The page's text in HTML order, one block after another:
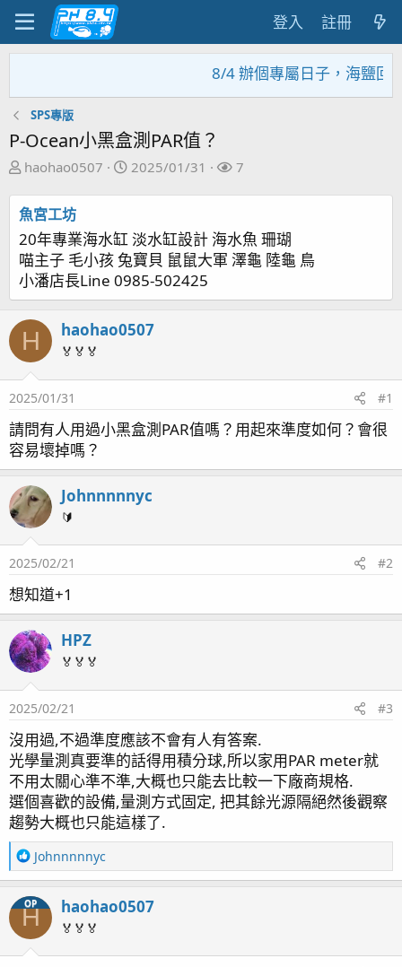
登入 註冊
8/4 辦個專屬日子，海鹽回
SPS專版
P-Ocean小黑盒測PAR值？
主
發
起
人
haohao0507
開
2025/01/31
關
7
魚宮工坊
20年專業海水缸 淡水缸設計 海水魚 珊瑚
喵主子 毛小孩 兔寶貝 鼠鼠大軍 澤龜 陸龜 鳥
小潘店長Line 0985-502425
H haohao0507
🏅🏅🏅
2025/01/31 #1
請問有人用過小黑盒測PAR值嗎？用起來準度如何？會很
容易壞掉嗎？
Johnnnnnyc
🔰
2025/02/21 #2
想知道+1
HPZ
🏅🏅🏅
2025/02/21 #3
沒用過,不過準度應該不會有人有答案.
光學量測真要準的話得用積分球,所以家用PAR meter就
不用太關心準不準,大概也只能去比較一下廠商規格.
選個喜歡的設備,量測方式固定, 把其餘光源隔絕然後觀察
趨勢大概也只能這樣了.
R
e
c
t
i
o
Johnnnnnyc
OP
H haohao0507
🏅🏅🏅